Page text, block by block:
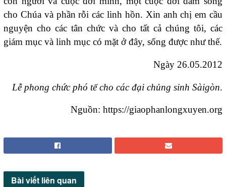
cho Chúa và phần rỗi các linh hồn. Xin anh chị em cầu
nguyện cho các tân chức và cho tất cả chúng tôi, các
giám mục và linh mục có mặt ở đây, sống được như thế.
Ngày 26.05.2012
Lễ phong chức phó tế cho các đại chủng sinh Sàigòn.
Nguồn: https://giaophanlongxuyen.org
Bài viết liên quan